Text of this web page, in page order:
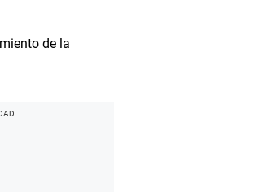
de la